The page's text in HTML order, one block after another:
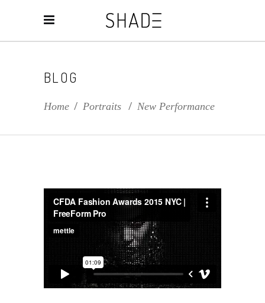
BLOG
Home / Portraits / New Performance